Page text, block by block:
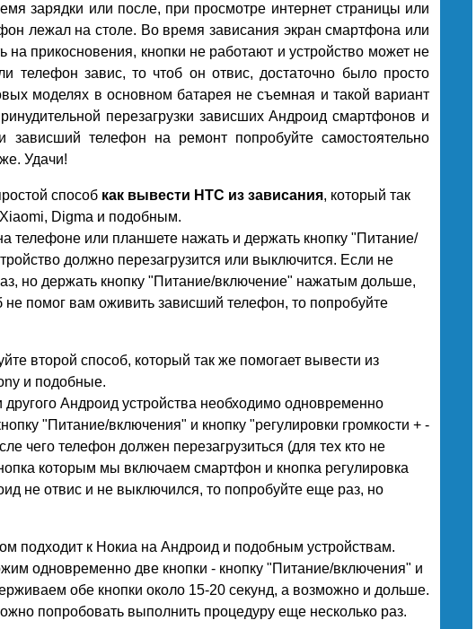
зарядки или после, при просмотре интернет страницы или
лежал на столе. Во время зависания экран смартфона или
прикосновения, кнопки не работают и устройство может не
телефон завис, то чтоб он отвис, достаточно было просто
моделях в основном батарея не съемная и такой вариант
перезагрузки зависших Андроид смартфонов и
зависший телефон на ремонт попробуйте самостоятельно
Удачи!
способ как вывести HTC из зависания, который так
Digma и подобным.
телефоне или планшете нажать и держать кнопку "Питание/
должно перезагрузится или выключится. Если не
но держать кнопку "Питание/включение" нажатым дольше,
помог вам оживить зависший телефон, то попробуйте
второй способ, который так же помогает вывести из
и подобные.
Андроид устройства необходимо одновременно
"Питание/включения" и кнопку "регулировки громкости + -
чего телефон должен перезагрузиться (для тех кто не
которым мы включаем смартфон и кнопка регулировка
не отвис и не выключился, то попробуйте еще раз, но
подходит к Нокиа на Андроид и подобным устройствам.
одновременно две кнопки - кнопку "Питание/включения" и
обе кнопки около 15-20 секунд, а возможно и дольше.
попробовать выполнить процедуру еще несколько раз.